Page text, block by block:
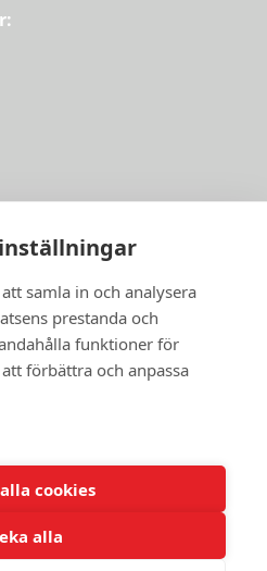
samla in och analysera
prestanda och
funktioner för
förbättra och anpassa
cookies
alla
månaden
gratis.
1210 60 40.